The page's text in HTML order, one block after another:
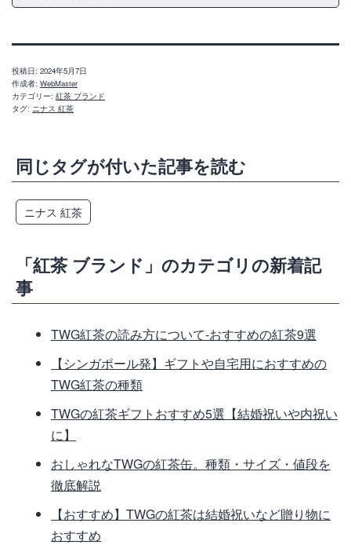
投稿日: 2024年5月7日
作成者: WebMaster
カテゴリー: 紅茶 ブランド
タグ: ニナス 紅茶
同じタグが付いた記事を読む
ニナス 紅茶
「紅茶 ブランド」のカテゴリの新着記
事
TWG紅茶の読み方について-おすすめの紅茶9選
【シンガポール発】ギフトや自宅用におすすめの
TWG紅茶の種類
TWGの紅茶ギフトおすすめ5選【結婚祝いや内祝い
に】
おしゃれなTWGの紅茶缶。種類・サイズ・値段を
徹底解説
【おすすめ】TWGの紅茶は結婚祝いなど贈り物に
おすすめ